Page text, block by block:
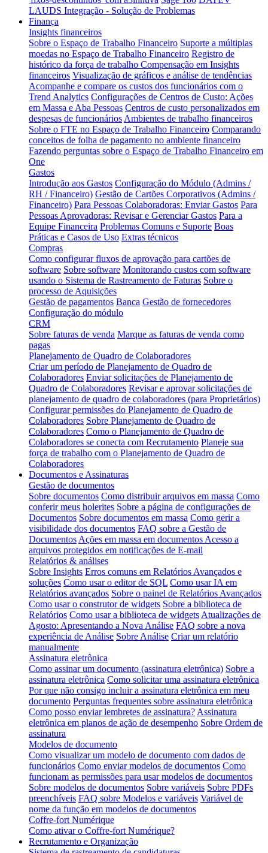
LAUDS Integração - Solução de Problemas
Finança
Insights financeiros
Sobre o Espaço de Trabalho Financeiro Suporte a múltiplas
moedas no Espaço de Trabalho Financeiro Registro de
histórico da força de trabalho Compensação em Insights
financeiros Visualização de gráficos e análise de tendências
Acompanhe e compare os custos dos funcionários com o
Trend Analytics Configurações de Centros de Custo: Ações
em Massa e Aba Pessoas Centros de custo personalizados em
despesas de funcionários Ambientes de trabalho financeiros
Sobre o FTE no Espaço de Trabalho Financeiro Comparando
conceitos de folha de pagamento no ambiente financeiro
Fazendo perguntas sobre o Espaço de Trabalho Financeiro em
One
Gastos
Introdução aos Gastos Configuração do Módulo (Admins /
RH / Financeiro) Gestão de Cartões Corporativos (Admins /
Financeiro) Para Pessoas Colaboradoras: Enviar Gastos Para
Pessoas Aprovadoras: Revisar e Gerenciar Gastos Para a
Equipe Financeira Problemas Comuns e Suporte Boas
Práticas e Casos de Uso Extras técnicos
Compras
Como configurar fluxos de aprovação para cartões de
software Sobre software Monitorando custos com software
usando o Sistema de Rastreamento de Faturas Sobre o
processo de Aquisições
Gestão de pagamentos Banca Gestão de fornecedores
Configuração do módulo
CRM
Sobre faturas de venda Marque as faturas de venda como
pagas
Planejamento de Quadro de Colaboradores
Criar um período de Planejamento de Quadro de
Colaboradores Enviar solicitações de Planejamento de
Quadro de Colaboradores Revisar e aprovar solicitações de
planejamento de quadro de colaboradores (para Proprietários)
Configurar permissões do Planejamento de Quadro de
Colaboradores Sobre Planejamento de Quadro de
Colaboradores Como o Planejamento de Quadro de
Colaboradores se conecta com Recrutamento Planeje sua
força de trabalho com o Planejamento de Quadro de
Colaboradores
Documentos e Assinaturas
Gestão de documentos
Sobre documentos Como distribuir arquivos em massa Como
conferir meus holerites Sobre a página de configurações de
Documentos Sobre documentos em massa Como gerir a
visibilidade dos documentos FAQ sobre a Gestão de
Documentos Ações em massa em documentos Acesso a
arquivos protegidos em notificações de E-mail
Relatórios & análises
Sobre Insights Erros comuns em Relatórios Avançados e
soluções Como usar o editor de SQL Como usar IA em
Relatórios avançados Sobre o painel de Relatórios Avançados
Como usar o construtor de widgets Sobre a biblioteca de
Relatórios Como usar a biblioteca de widgets Atualizações de
Agosto: Apresentando a Nova Análise FAQ sobre a nova
experiência de Análise Sobre Análise Criar um relatório
manualmente
Assinatura eletrônica
Como assinar um documento (assinatura eletrônica) Sobre a
assinatura eletrônica Como solicitar uma assinatura eletrônica
Por que não consigo incluir a assinatura eletrônica em meu
documento Perguntas frequentes sobre assinatura eletrônica
Como posso enviar lembretes de assinatura? Assinatura
eletrônica em planos de ação de desempenho Sobre Ordem de
assinatura
Modelos de documento
Como visualizar um modelo de documento com dados de
funcionários Como enviar modelos de documentos Como
funcionam as permissões para usar modelos de documentos
Sobre modelos de documentos Sobre variáveis Sobre PDFs
preenchíveis FAQ sobre Modelos e variáveis Variável de
nome da função em modelos de documentos
Coffre-fort Numérique
Como ativar o Coffre-fort Numérique?
Recrutamento e Organização